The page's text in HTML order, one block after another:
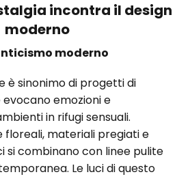
incontra il design
moderno
moderno
è sinonimo di progetti di
emozioni e
in rifugi sensuali.
floreali, materiali pregiati e
si combinano con linee pulite
Le luci di questo